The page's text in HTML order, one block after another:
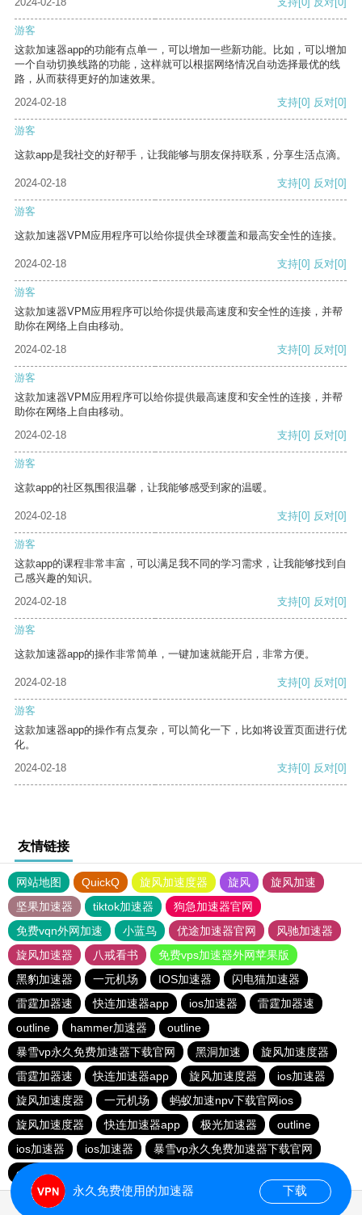
游客
这款加速器app的功能有点单一，可以增加一些新功能。比如，可以增加
一个自动切换线路的功能，这样就可以根据网络情况自动选择最优的线
路，从而获得更好的加速效果。
2024-02-18
支持[0] 反对[0]
游客
这款app是我社交的好帮手，让我能够与朋友保持联系，分享生活点滴。
2024-02-18 支持[0] 反对[0]
游客
这款加速器VPM应用程序可以给你提供全球覆盖和最高安全性的连接。
2024-02-18 支持[0] 反对[0]
游客
这款加速器VPM应用程序可以给你提供最高速度和安全性的连接，并帮
助你在网络上自由移动。
2024-02-18
支持[0] 反对[0]
游客
这款加速器VPM应用程序可以给你提供最高速度和安全性的连接，并帮
助你在网络上自由移动。
2024-02-18
支持[0] 反对[0]
游客
这款app的社区氛围很温馨，让我能够感受到家的温暖。
2024-02-18 支持[0] 反对[0]
游客
这款app的课程非常丰富，可以满足我不同的学习需求，让我能够找到自
己感兴趣的知识。
2024-02-18
支持[0] 反对[0]
游客
这款加速器app的操作非常简单，一键加速就能开启，非常方便。
2024-02-18 支持[0] 反对[0]
游客
这款加速器app的操作有点复杂，可以简化一下，比如将设置页面进行优
化。
2024-02-18
支持[0] 反对[0]
友情链接
网站地图 QuickQ 旋风加速度器 旋风
旋风加速
坚果加速器
tiktok加速器
狗急加速器官网
免费vqn外网加速
小蓝鸟 优途加速器官网
风驰加速器
旋风加速器
八戒看书
免费vps加速器外网苹果版
黑豹加速器
一元机场 IOS加速器
闪电猫加速器
雷霆加器速
快连加速器app ios加速器
雷霆加器速
outline
hammer加速器
outline
暴雪vp永久免费加速器下载官网
黑洞加速
旋风加速度器
雷霆加器速
快连加速器app 旋风加速度器
ios加速器
旋风加速度器
一元机场
蚂蚁加速npv下载官网ios
旋风加速度器
快连加速器app 极光加速器
outline
ios加速器
ios加速器
暴雪vp永久免费加速器下载官网
outline
永久免费使用的加速器 下载